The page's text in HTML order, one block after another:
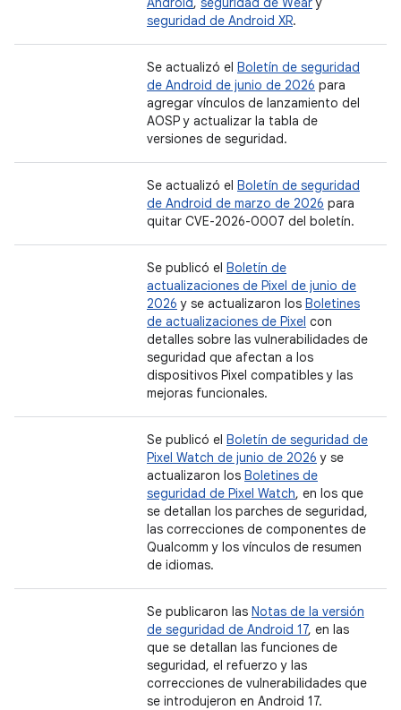
seguridad de Android XR.
Se actualizó el Boletín de seguridad
de Android de junio de 2026 para
agregar vínculos de lanzamiento del
AOSP y actualizar la tabla de
versiones de seguridad.
Se actualizó el Boletín de seguridad
de Android de marzo de 2026 para
quitar CVE-2026-0007 del boletín.
Se publicó el Boletín de
actualizaciones de Pixel de junio de
2026 y se actualizaron los Boletines
de actualizaciones de Pixel con
detalles sobre las vulnerabilidades de
seguridad que afectan a los
dispositivos Pixel compatibles y las
mejoras funcionales.
Se publicó el Boletín de seguridad de
Pixel Watch de junio de 2026 y se
actualizaron los Boletines de
seguridad de Pixel Watch, en los que
se detallan los parches de seguridad,
las correcciones de componentes de
Qualcomm y los vínculos de resumen
de idiomas.
Se publicaron las Notas de la versión
de seguridad de Android 17, en las
que se detallan las funciones de
seguridad, el refuerzo y las
correcciones de vulnerabilidades que
se introdujeron en Android 17.